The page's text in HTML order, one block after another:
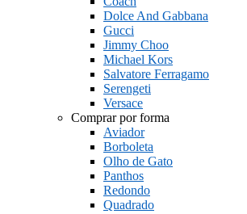
Dolce And Gabbana
Gucci
Jimmy Choo
Michael Kors
Salvatore Ferragamo
Serengeti
Versace
Comprar por forma
Aviador
Borboleta
Olho de Gato
Panthos
Redondo
Quadrado